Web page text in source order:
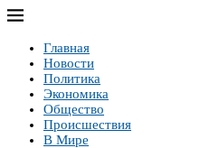
Главная
Новости
Политика
Экономика
Общество
Происшествия
В Мире